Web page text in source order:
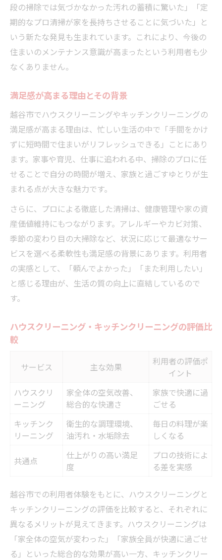
段の掃除では気づかなかった汚れの蓄積に驚いた」「定
期的なプロ清掃が家を長持ちさせることに気づいた」と
いう新たな発見も生まれています。これにより、今後の
住まいのメンテナンス意識が高まったという利用者も少
なくありません。
満足感が高まる理由とその背景
越谷市でハウスクリーニングやキッチンクリーニングの
満足感が高まる理由は、忙しい生活の中で「手間をかけ
ずに短時間で住まいがリフレッシュできる」ことにあり
ます。家事や育児、仕事に追われる中、掃除のプロに任
せることで自分の時間が増え、家族と過ごすゆとりが生
まれる点が大きな魅力です。
さらに、プロによる徹底した清掃は、健康管理や家の資
産価値維持にもつながります。アレルギーやカビ対策、
季節の変わり目の大掃除など、状況に応じて最適なサー
ビスを選べる柔軟性も満足感の背景にあります。利用者
の実感として、「頼んでよかった」「また利用したい」
と感じる理由が、生活の質の向上に直結しているので
す。
ハウスクリーニング・キッチンクリーニングの評価比
較
サービス 主な効果
利用者の評価ポ
イント
ハウスクリ
ーニング
家全体の空気改善、
総合的な快適さ
家族で快適に過
ごせる
キッチンク
リーニング
衛生的な調理環境、
油汚れ・水垢除去
毎日の料理が楽
しくなる
共通点
仕上がりの高い満足
度
プロの技術によ
る差を実感
越谷市での利用者体験をもとに、ハウスクリーニングと
キッチンクリーニングの評価を比較すると、それぞれに
異なるメリットが見えてきます。ハウスクリーニングは
「家全体の空気が変わった」「家族全員が快適に過ごせ
る」といった総合的な効果が高い一方、キッチンクリー